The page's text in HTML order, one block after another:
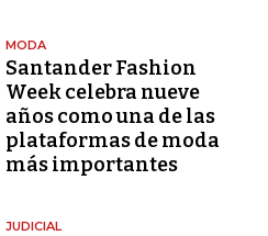
MODA
Santander Fashion
Week celebra nueve
años como una de las
plataformas de moda
más importantes
JUDICIAL